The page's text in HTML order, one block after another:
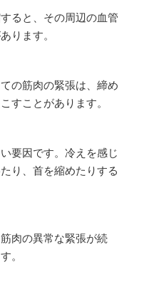
ると、その周辺の血管
ります。
の筋肉の緊張は、締め
すことがあります。
要因です。冷えを感じ
り、首を縮めたりする
肉の異常な緊張が続
。